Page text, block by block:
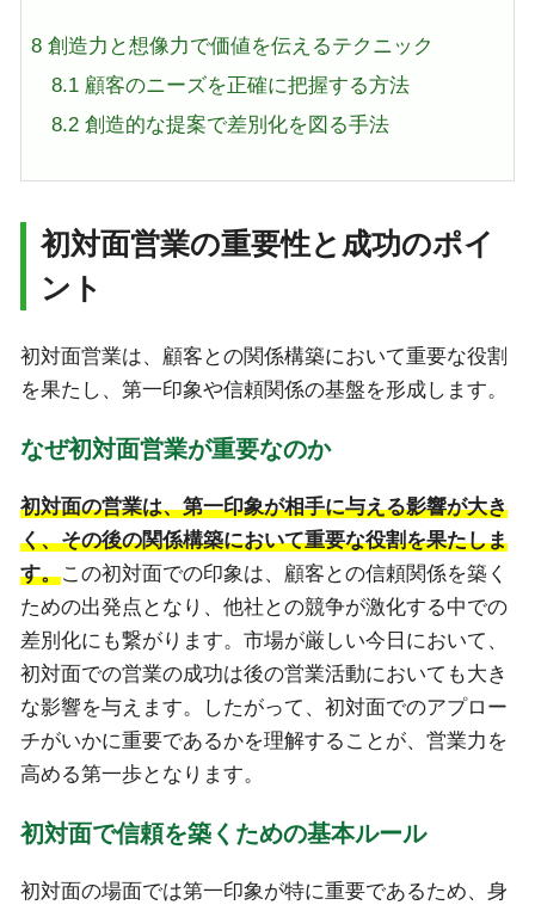
8 創造力と想像力で価値を伝えるテクニック
8.1顧客のニーズを正確に把握する方法
8.2創造的な提案で差別化を図る手法
初対面営業の重要性と成功のポイ
ント
初対面営業は、顧客との関係構築において重要な役割
を果たし、第一印象や信頼関係の基盤を形成します。
なぜ初対面営業が重要なのか
初対面の営業は、第一印象が相手に与える影響が大き
く、その後の関係構築において重要な役割を果たしま
す。この初対面での印象は、顧客との信頼関係を築く
ための出発点となり、他社との競争が激化する中での
差別化にも繋がります。市場が厳しい今日において、
初対面での営業の成功は後の営業活動においても大き
な影響を与えます。したがって、初対面でのアプロー
チがいかに重要であるかを理解することが、営業力を
高める第一歩となります。
初対面で信頼を築くための基本ルール
初対面の場面では第一印象が特に重要であるため、身